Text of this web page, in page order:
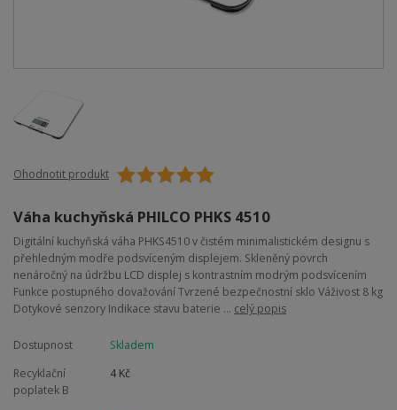
Ohodnotit produkt
Váha kuchyňská PHILCO PHKS 4510
Digitální kuchyňská váha PHKS4510 v čistém minimalistickém designu s
přehledným modře podsvíceným displejem. Skleněný povrch
nenáročný na údržbu LCD displej s kontrastním modrým podsvícením
Funkce postupného dovažování Tvrzené bezpečnostní sklo Váživost 8 kg
Dotykové senzory Indikace stavu baterie ... celý popis
Dostupnost
Skladem
Recyklační
poplatek B
4 Kč